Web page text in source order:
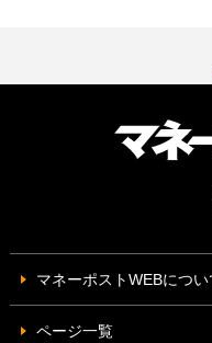
マネーポストWEBについ
ページ一覧